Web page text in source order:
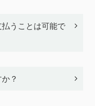
うことは可能で
？